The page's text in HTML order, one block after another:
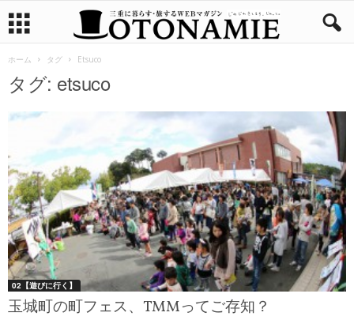
ホーム タグ Etsuco
タグ: etsuco
02【遊びに行く】
玉城町の町フェス、TMMってご存知？